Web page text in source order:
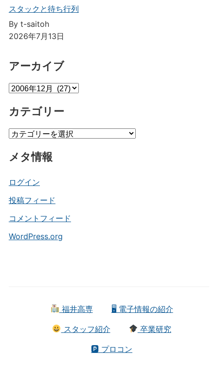
スタックと待ち行列
By t-saitoh
2026年7月13日
アーカイブ
ア
カ
ブ
カテゴリー
カ
ゴ
ー
メタ情報
ログイン
投稿フィード
コメントフィード
WordPress.org
福井高専 🖥 電子情報の紹介
スタッフ紹介 卒業研究
🅿 プロコン